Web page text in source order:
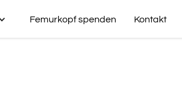
Femurkopf spenden Kontakt